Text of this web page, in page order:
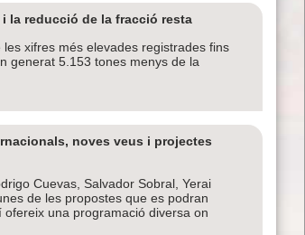
la reducció de la fracció resta
xifres més elevades registrades fins
generat 5.153 tones menys de la
noves veus i projectes
Cuevas, Salvador Sobral, Yerai
de les propostes que es podran
una programació diversa on